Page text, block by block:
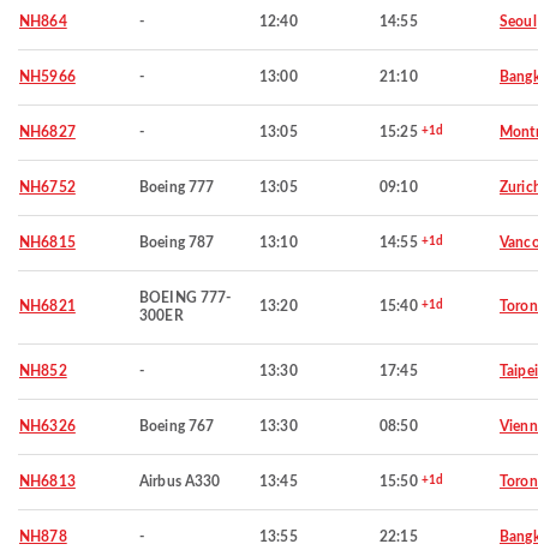
NH864 - 12:40 14:55 Seoul
NH5966 - 13:00 21:10
NH6827 - 13:05 15:25 +1d
NH6752 Boeing 777 13:05 09:10
NH6815 Boeing 787 13:10 14:55 +1d
NH6821
BOEING 777-
300ER
13:20 15:40 +1d
NH852 - 13:30 17:45 Taipei
NH6326 Boeing 767 13:30 08:50
NH6813 Airbus A330 13:45 15:50 +1d
NH878 - 13:55 22:15